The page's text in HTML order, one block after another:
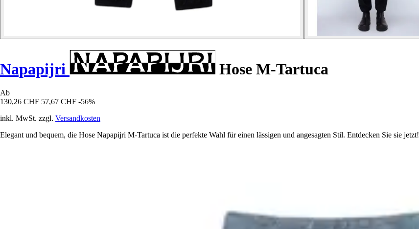
Napapijri Hose M-Tartuca
Ab
130,26 CHF 57,67 CHF -56%
inkl. MwSt. zzgl. Versandkosten
Elegant und bequem, die Hose Napapijri M-Tartuca ist die perfekte Wahl für einen lässigen und angesagten Stil. Entdecken Sie sie jetzt!